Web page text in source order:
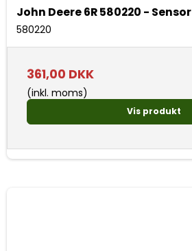
John Deere 6R 580220 - Sensor
580220
361,00 DKK
(inkl. moms)
Vis produkt